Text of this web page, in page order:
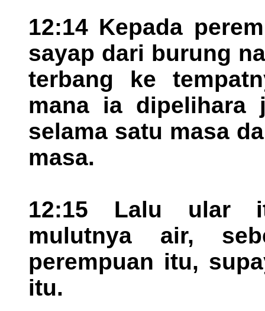
12:14 Kepada
sayap dari burung
terbang ke
mana ia
selama satu masa
masa.
12:15 Lalu ular
mulutnya air,
perempuan itu,
itu.